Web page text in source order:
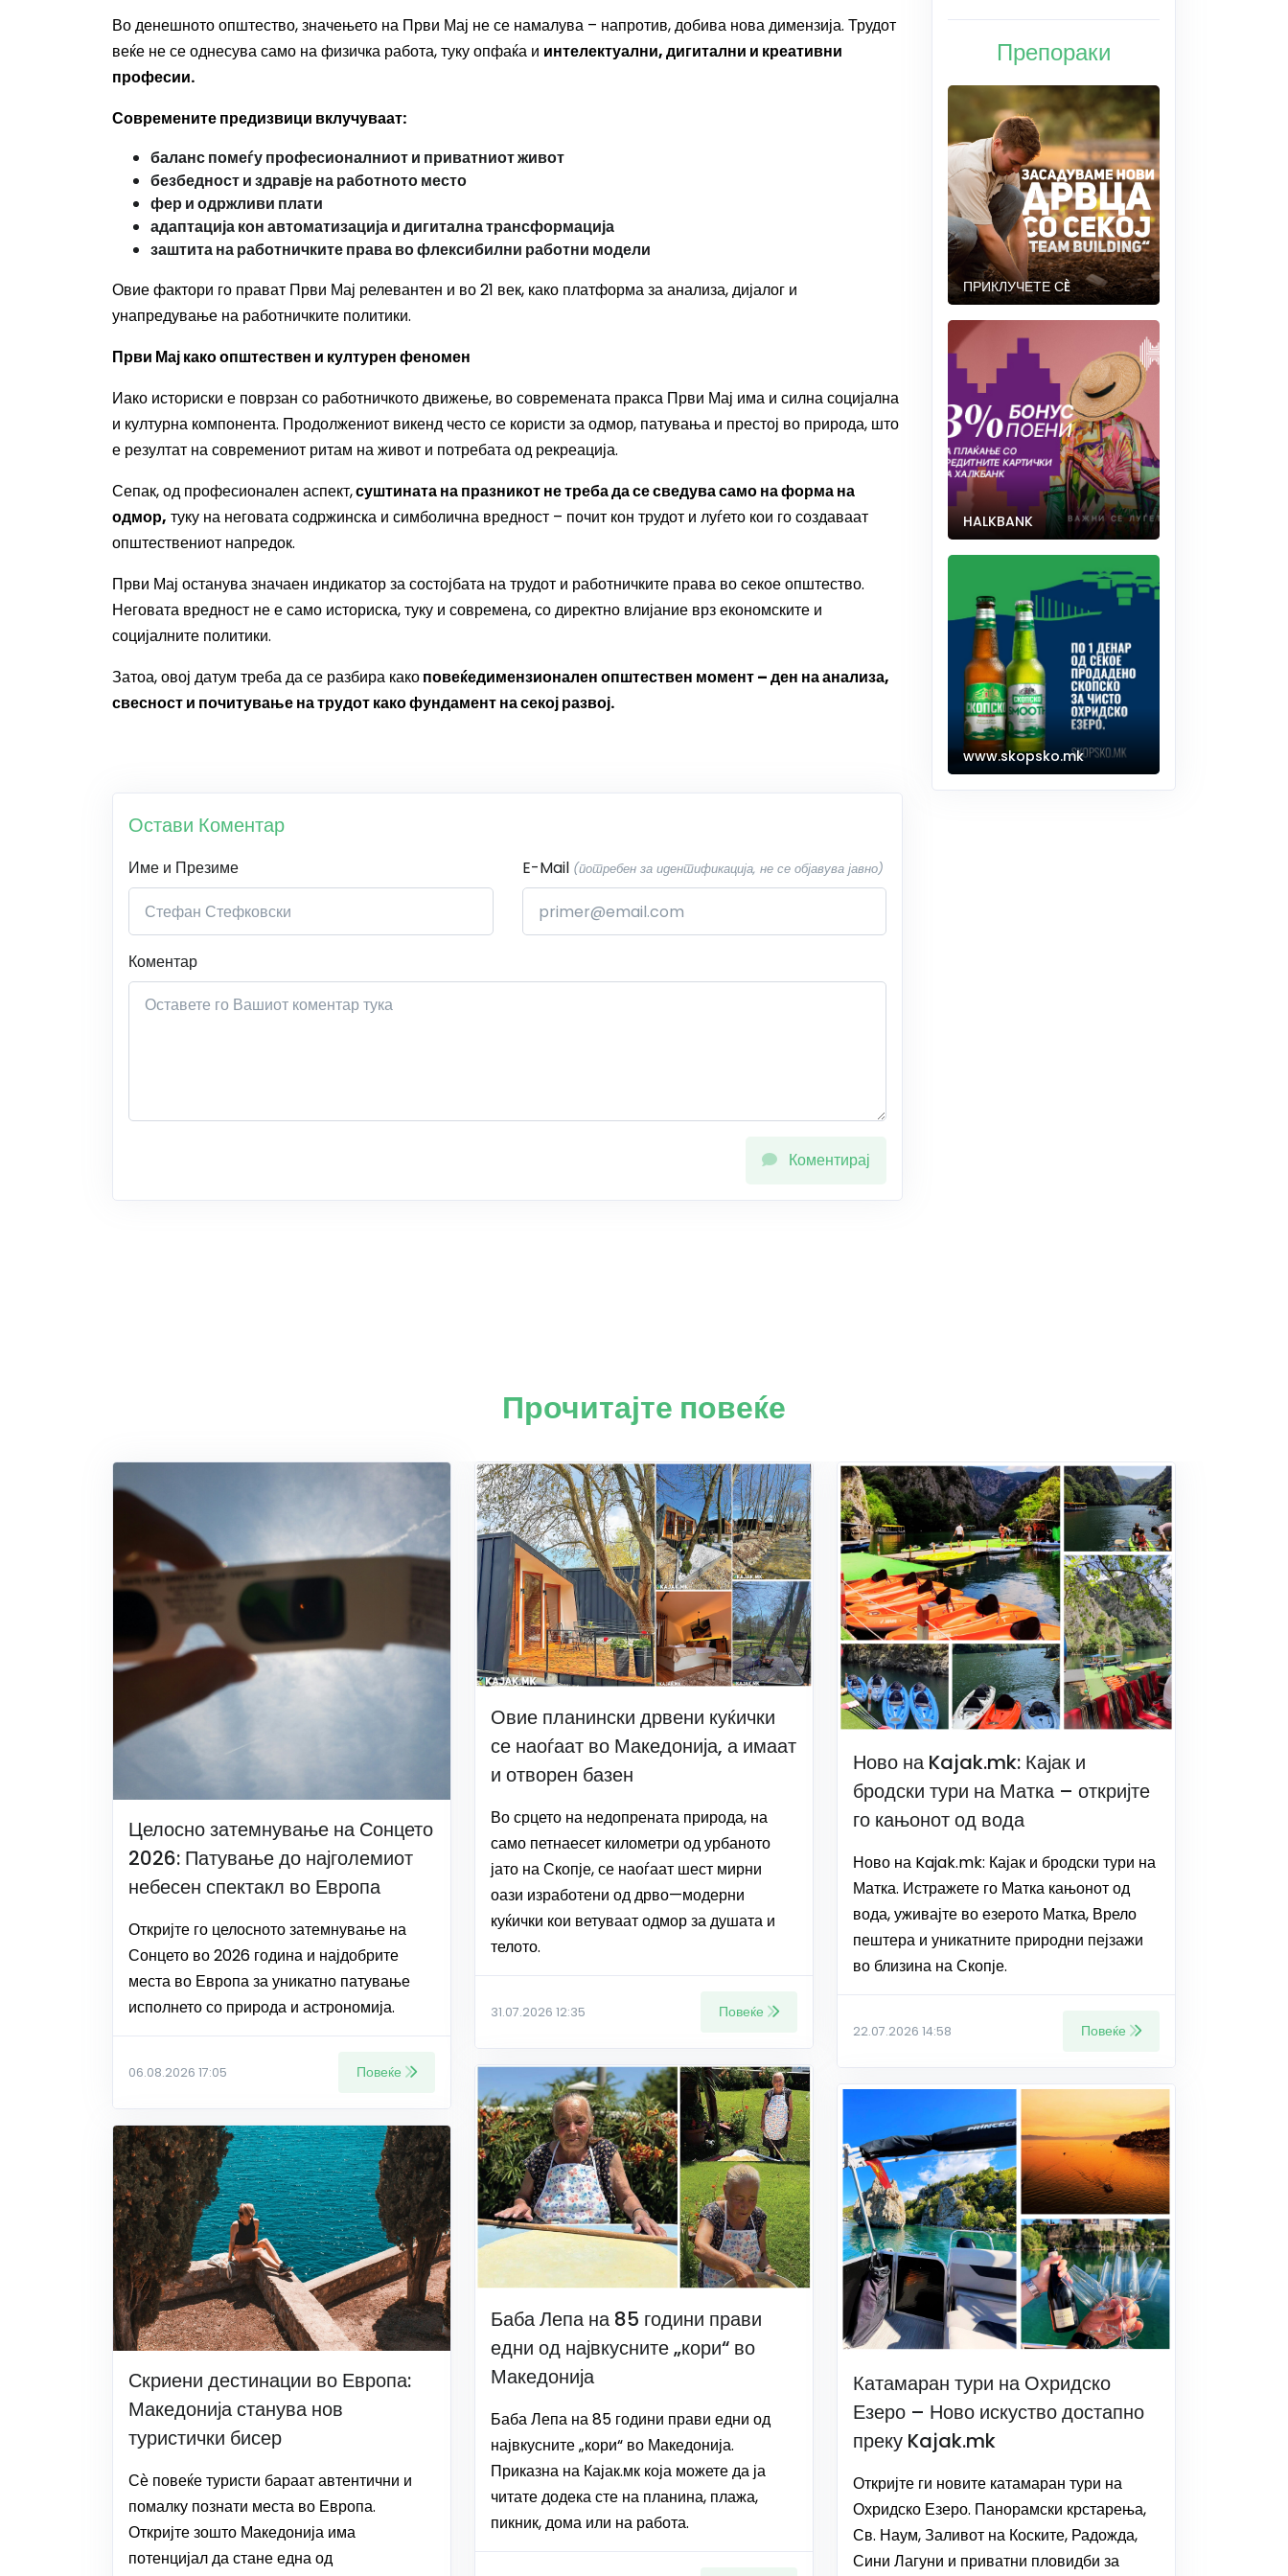
Во денешното општество, значењето на Први Мај не се намалува – напротив, добива нова димензија. Трудот
веќе не се однесува само на физичка работа, туку опфаќа и интелектуални, дигитални и креативни
професии.
Современите предизвици вклучуваат:
баланс помеѓу професионалниот и приватниот живот
безбедност и здравје на работното место
фер и одржливи плати
адаптација кон автоматизација и дигитална трансформација
заштита на работничките права во флексибилни работни модели
Овие фактори го прават Први Мај релевантен и во 21 век, како платформа за анализа, дијалог и
унапредување на работничките политики.
Први Мај како општествен и културен феномен
Иако историски е поврзан со работничкото движење, во современата пракса Први Мај има и силна социјална
и културна компонента. Продолжениот викенд често се користи за одмор, патувања и престој во природа, што
е резултат на современиот ритам на живот и потребата од рекреација.
Сепак, од професионален аспект,суштината на празникот не треба да се сведува само на форма на
одмор, туку на неговата содржинска и симболична вредност – почит кон трудот и луѓето кои го создаваат
општествениот напредок.
Први Мај останува значаен индикатор за состојбата на трудот и работничките права во секое општество.
Неговата вредност не е само историска, туку и современа, со директно влијание врз економските и
социјалните политики.
Затоа, овој датум треба да се разбира какоповеќедимензионален општествен момент – ден на анализа,
свесност и почитување на трудот како фундамент на секој развој.
Остави Коментар
Име и Презиме E-Mail (потребен за идентификација, не се објавува јавно)
Коментар
Коментирај
Препораки
ПРИКЛУЧЕТЕ СÈ
HALKBANK
www.skopsko.mk
Прочитајте повеќе
Целосно затемнување на Сонцето
2026: Патување до најголемиот
небесен спектакл во Европа
Откријте го целосното затемнување на
Сонцето во 2026 година и најдобрите
места во Европа за уникатно патување
исполнето со природа и астрономија.
06.08.2026 17:05 Повеќе
Скриени дестинации во Европа:
Македонија станува нов
туристички бисер
Сѐ повеќе туристи бараат автентични и
помалку познати места во Европа.
Откријте зошто Македонија има
потенцијал да стане една од
Овие планински дрвени куќички
се наоѓаат во Македонија, а имаат
и отворен базен
Во срцето на недопрената природа, на
само петнаесет километри од урбаното
јато на Скопје, се наоѓаат шест мирни
оази изработени од дрво—модерни
куќички кои ветуваат одмор за душата и
телото.
31.07.2026 12:35 Повеќе
Баба Лепа на 85 години прави
едни од највкусните „кори“ во
Македонија
Баба Лепа на 85 години прави едни од
највкусните „кори“ во Македонија.
Приказна на Кајак.мк која можете да ја
читате додека сте на планина, плажа,
пикник, дома или на работа.
Ново на Kajak.mk: Кајак и
бродски тури на Матка – откријте
го кањонот од вода
Ново на Kajak.mk: Кајак и бродски тури на
Матка. Истражете го Матка кањонот од
вода, уживајте во езерото Матка, Врело
пештера и уникатните природни пејзажи
во близина на Скопје.
22.07.2026 14:58 Повеќе
Катамаран тури на Охридско
Езеро – Ново искуство достапно
преку Kajak.mk
Откријте ги новите катамаран тури на
Охридско Езеро. Панорамски крстарења,
Св. Наум, Заливот на Коските, Радожда,
Сини Лагуни и приватни пловидби за